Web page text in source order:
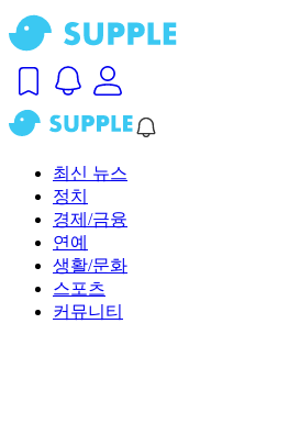
최신 뉴스
정치
경제/금융
연예
생활/문화
스포츠
커뮤니티